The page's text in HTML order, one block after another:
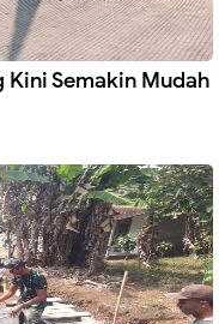
Semakin Mudah